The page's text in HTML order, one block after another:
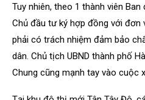
Tuy nhiên, theo 1 thành viên
Chủ đầu tư ký hợp đồng với
phải có trách nhiệm đảm bảo
dân. Chủ tịch UBND thành phố
Chung cũng mạnh tay vào cuộc